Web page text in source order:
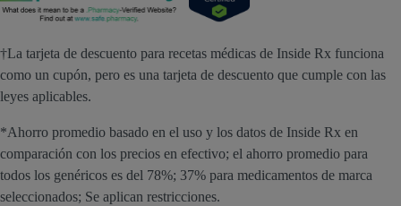
†La tarjeta de descuento para recetas médicas de Inside Rx funciona
como un cupón, pero es una tarjeta de descuento que cumple con las
leyes aplicables.
*Ahorro promedio basado en el uso y los datos de Inside Rx en
comparación con los precios en efectivo; el ahorro promedio para
todos los genéricos es del 78%; 37% para medicamentos de marca
seleccionados; Se aplican restricciones.